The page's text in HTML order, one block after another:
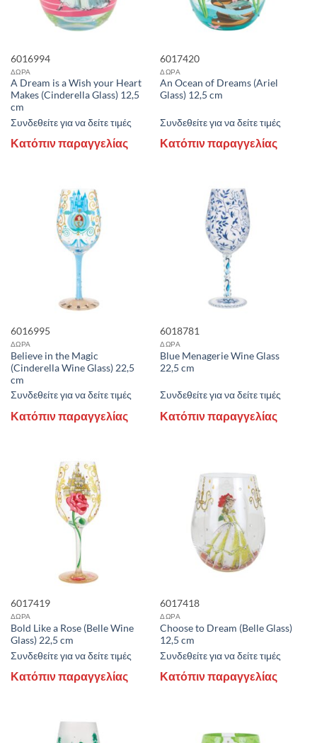
ΕΎΡΟΣ ΤΙΜΏΝ
Price:9 €—16 €
6016994
ΔΩΡΑ
A Dream is a Wish your Heart
Makes (Cinderella Glass) 12,5
cm
Συνδεθείτε για να δείτε τιμές
Κατόπιν παραγγελίας
6017420
ΔΩΡΑ
An Ocean of Dreams (Ariel
Glass) 12,5 cm
Συνδεθείτε για να δείτε τιμές
Κατόπιν παραγγελίας
6016995
ΔΩΡΑ
Believe in the Magic
(Cinderella Wine Glass) 22,5
cm
Συνδεθείτε για να δείτε τιμές
Κατόπιν παραγγελίας
6018781
ΔΩΡΑ
Blue Menagerie Wine Glass
22,5 cm
Συνδεθείτε για να δείτε τιμές
Κατόπιν παραγγελίας
6017419
ΔΩΡΑ
Bold Like a Rose (Belle Wine
Glass) 22,5 cm
Συνδεθείτε για να δείτε τιμές
Κατόπιν παραγγελίας
6017418
ΔΩΡΑ
Choose to Dream (Belle Glass)
12,5 cm
Συνδεθείτε για να δείτε τιμές
Κατόπιν παραγγελίας